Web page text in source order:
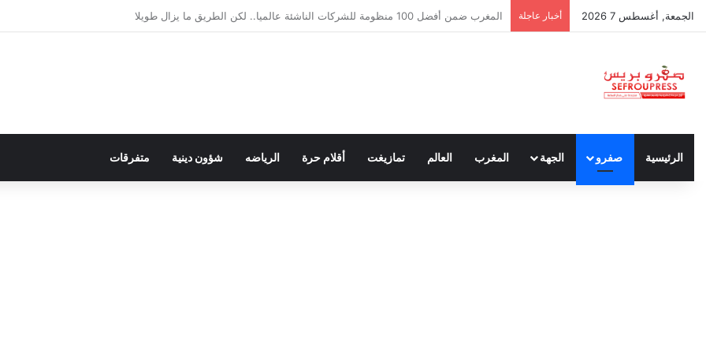
الجمعة, أغسطس 7 2026 أخبار عاجلة سبتة ومليلية… حين يتحدث أنصار الديمقراطية بلسان الاستعمار
الرئيسية صفرو الجهة المغرب العالم تمازيغت أقلام حرة الرياضه شؤون دينية متفرقات